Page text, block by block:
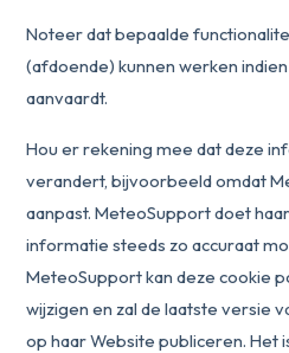
Noteer dat bepaalde
(afdoende) kunnen werken
aanvaardt.
Hou er rekening mee dat deze
verandert, bijvoorbeeld omdat
aanpast. MeteoSupport doet
informatie steeds zo accuraat
MeteoSupport kan deze cookie
wijzigen en zal de laatste versie
op haar Website publiceren. Het